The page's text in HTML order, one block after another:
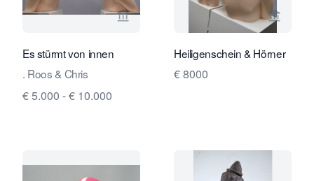
Verkaeuferseite von Travelling Art
Es stürmt von innen
. Roos & Chris
€ 5.000 - € 10.000
Heiligenschein & Hörner
€ 8000